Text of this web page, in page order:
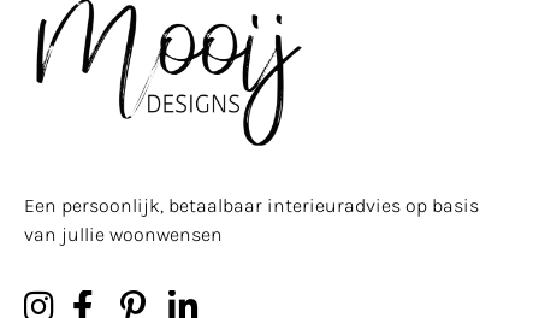
Een persoonlijk, betaalbaar interieuradvies op basis
van jullie woonwensen